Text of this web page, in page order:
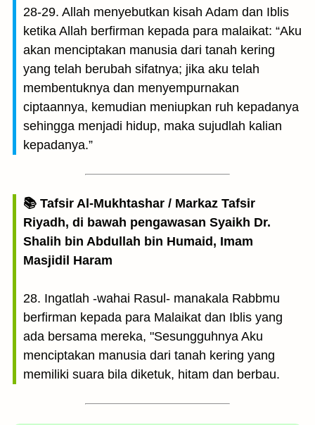
28-29. Allah menyebutkan kisah Adam dan Iblis
ketika Allah berfirman kepada para malaikat: “Aku
akan menciptakan manusia dari tanah kering
yang telah berubah sifatnya; jika aku telah
membentuknya dan menyempurnakan
ciptaannya, kemudian meniupkan ruh kepadanya
sehingga menjadi hidup, maka sujudlah kalian
kepadanya.”
📚 Tafsir Al-Mukhtashar / Markaz Tafsir
Riyadh, di bawah pengawasan Syaikh Dr.
Shalih bin Abdullah bin Humaid, Imam
Masjidil Haram
28. Ingatlah -wahai Rasul- manakala Rabbmu
berfirman kepada para Malaikat dan Iblis yang
ada bersama mereka, "Sesungguhnya Aku
menciptakan manusia dari tanah kering yang
memiliki suara bila diketuk, hitam dan berbau.